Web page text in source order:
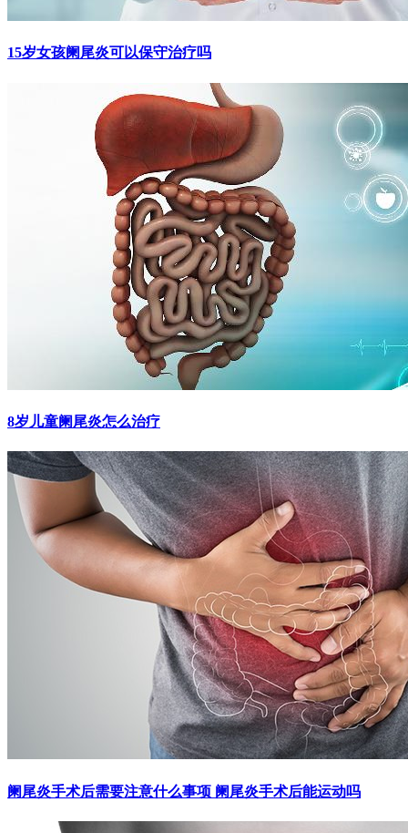
15岁女孩阑尾炎可以保守治疗吗
8岁儿童阑尾炎怎么治疗
阑尾炎手术后需要注意什么事项 阑尾炎手术后能运动吗